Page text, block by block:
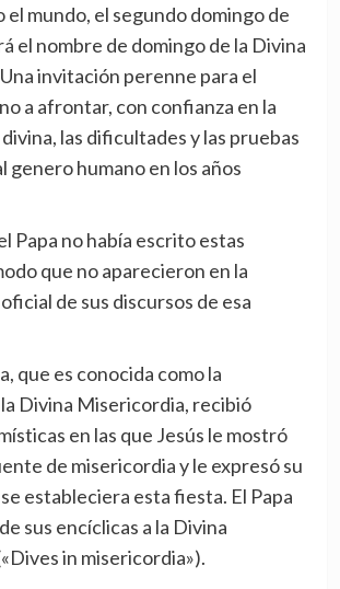
el mundo, el segundo domingo de
el nombre de domingo de la Divina
invitación perenne para el
a afrontar, con confianza en la
las dificultades y las pruebas
genero humano en los años
Papa no había escrito estas
que no aparecieron en la
de sus discursos de esa
que es conocida como la
Divina Misericordia, recibió
en las que Jesús le mostró
de misericordia y le expresó su
estableciera esta fiesta. El Papa
sus encíclicas a la Divina
in misericordia»).